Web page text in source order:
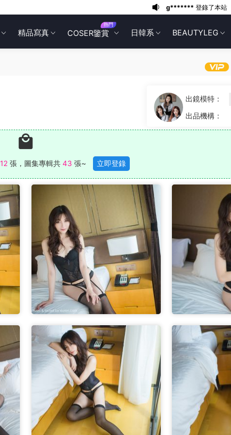
精品寫真 COSER鑒賞
熱門
日韓系 BEAUTYLEG
g******* 登錄了本站
6*******
6*******
6*******
6*******
g*******
出鏡模特：
出品機構：
12 張，圖集專輯共 43 張~ 立即登錄